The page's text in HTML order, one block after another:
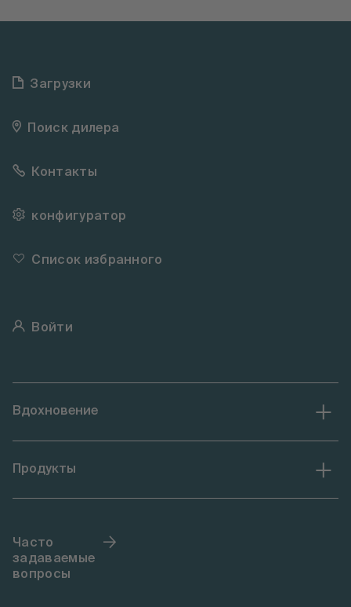
Загрузки
Поиск дилера
Контакты
конфигуратор
Список избранного
Войти
Вдохновение
Продукты
Часто
задаваемые
вопросы